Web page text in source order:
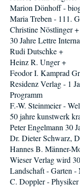
Marion Dönhoff -
Maria Treben - 111.
Christine Nöstlinger +
30 Jahre Lettre
Rudi Dutschke +
Heinz R. Unger +
Feodor I. Kamprad
Residenz Verlag - 1
Programm
F.-W. Steinmeier -
50 jahre kunstwerk
Peter Engelmann 30
Dr. Dieter Schwarz,
Hannes B. Männer-
Wieser Verlag wird 30
Landschaft - Garten -
C. Doppler - Physiker